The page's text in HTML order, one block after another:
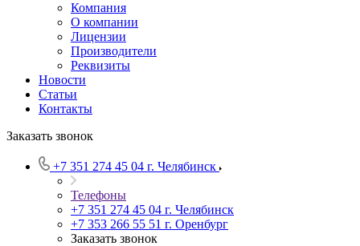
Компания
О компании
Лицензии
Производители
Реквизиты
Новости
Статьи
Контакты
Заказать звонок
+7 351 274 45 04 г. Челябинск
Телефоны
+7 351 274 45 04 г. Челябинск
+7 353 266 55 51 г. Оренбург
Заказать звонок